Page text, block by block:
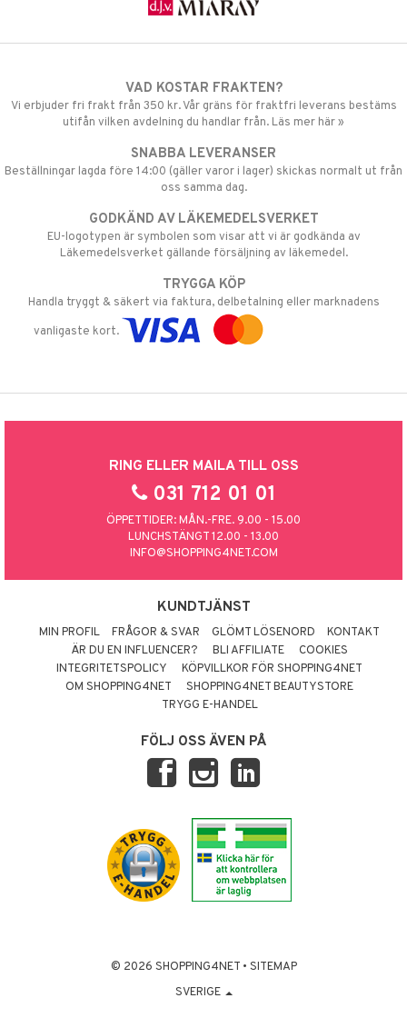
VAD KOSTAR FRAKTEN?
Vi erbjuder fri frakt från 350 kr. Vår gräns för fraktfri leverans bestäms
utifån vilken avdelning du handlar från. Läs mer här »
SNABBA LEVERANSER
Beställningar lagda före 14:00 (gäller varor i lager) skickas normalt ut från
oss samma dag.
GODKÄND AV LÄKEMEDELSVERKET
EU-logotypen är symbolen som visar att vi är godkända av
Läkemedelsverket gällande försäljning av läkemedel.
TRYGGA KÖP
Handla tryggt & säkert via faktura, delbetalning eller marknadens
vanligaste kort.
RING ELLER MAILA TILL OSS
031 712 01 01
ÖPPETTIDER: MÅN.-FRE. 9.00 - 15.00
LUNCHSTÄNGT 12.00 - 13.00
INFO@SHOPPING4NET.COM
KUNDTJÄNST
MIN PROFIL FRÅGOR & SVAR GLÖMT LÖSENORD
KONTAKT
ÄR DU EN INFLUENCER?
BLI AFFILIATE
COOKIES
INTEGRITETSPOLICY
KÖPVILLKOR FÖR SHOPPING4NET
OM SHOPPING4NET
SHOPPING4NET BEAUTYSTORE
TRYGG E-HANDEL
FÖLJ OSS ÄVEN PÅ
© 2026 SHOPPING4NET • SITEMAP
SVERIGE